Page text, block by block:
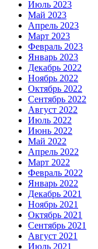
Июль 2023
Май 2023
Апрель 2023
Март 2023
Февраль 2023
Январь 2023
Декабрь 2022
Ноябрь 2022
Октябрь 2022
Сентябрь 2022
Август 2022
Июль 2022
Июнь 2022
Май 2022
Апрель 2022
Март 2022
Февраль 2022
Январь 2022
Декабрь 2021
Ноябрь 2021
Октябрь 2021
Сентябрь 2021
Август 2021
Июль 2021